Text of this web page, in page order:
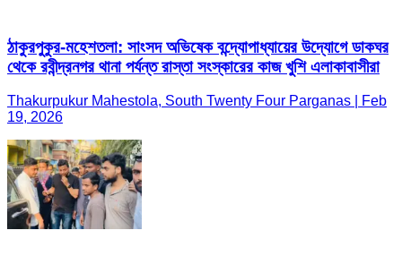
ঠাকুরপুকুর-মহেশতলা: সাংসদ অভিষেক বন্দ্যোপাধ্যায়ের উদ্যোগে ডাকঘর
থেকে রবীন্দ্রনগর থানা পর্যন্ত রাস্তা সংস্কারের কাজ খুশি এলাকাবাসীরা
Thakurpukur Mahestola, South Twenty Four Parganas | Feb
19, 2026